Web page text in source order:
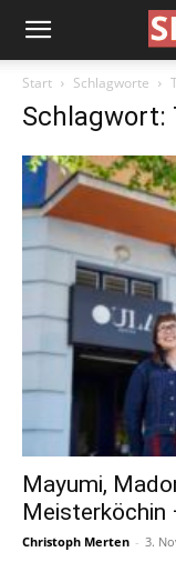
Start Schlagworte
Schlagwort:
Mayumi,
Meisterköchin
Christoph Merten - 3.